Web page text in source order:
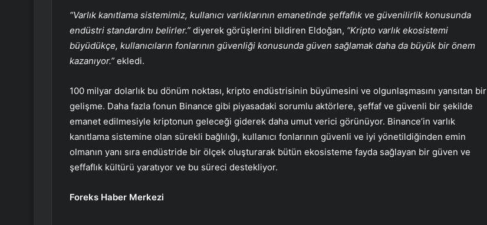
“Varlık kanıtlama sistemimiz, kullanıcı varlıklarının emanetinde şeffaflık ve güvenilirlik konusunda
endüstri standardını belirler.” diyerek görüşlerini bildiren Eldoğan, “Kripto varlık ekosistemi
büyüdükçe, kullanıcıların fonlarının güvenliği konusunda güven sağlamak daha da büyük bir önem
kazanıyor.” ekledi.
100 milyar dolarlık bu dönüm noktası, kripto endüstrisinin büyümesini ve olgunlaşmasını yansıtan bir
gelişme. Daha fazla fonun Binance gibi piyasadaki sorumlu aktörlere, şeffaf ve güvenli bir şekilde
emanet edilmesiyle kriptonun geleceği giderek daha umut verici görünüyor. Binance’in varlık
kanıtlama sistemine olan sürekli bağlılığı, kullanıcı fonlarının güvenli ve iyi yönetildiğinden emin
olmanın yanı sıra endüstride bir ölçek oluşturarak bütün ekosisteme fayda sağlayan bir güven ve
şeffaflık kültürü yaratıyor ve bu süreci destekliyor.
Foreks Haber Merkezi